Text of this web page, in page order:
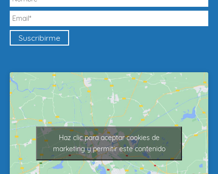
Haz clic para aceptar cookies de
marketing y permitir este contenido